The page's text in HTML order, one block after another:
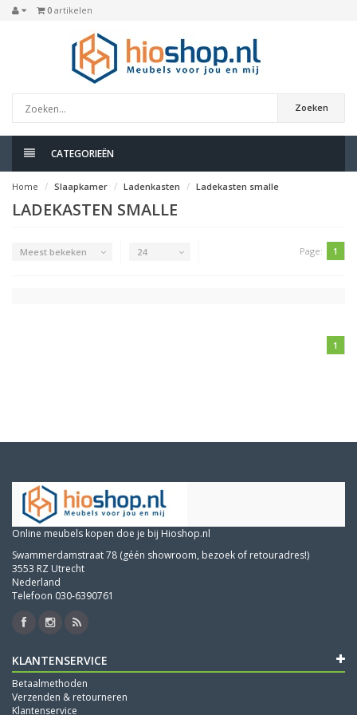
0 artikelen
Zoeken
CATEGORIEËN
Home Slaapkamer Ladenkasten Ladekasten smalle
LADEKASTEN SMALLE
Meest bekeken 24 Page: 1
1
Online meubels kopen doe je bij Hioshop.nl
Swammerdamstraat 78 (géén showroom, bezoek of retouradres!)
3553 RZ Utrecht
Nederland
Telefoon 030-6390761
KLANTENSERVICE
Betaalmethoden
Verzenden & retourneren
Klantenservice